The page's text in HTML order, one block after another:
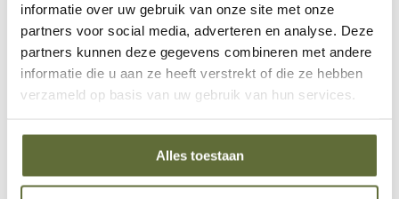
informatie over uw gebruik van onze site met onze
partners voor social media, adverteren en analyse. Deze
partners kunnen deze gegevens combineren met andere
informatie die u aan ze heeft verstrekt of die ze hebben
verzameld op basis van uw gebruik van hun services.
Alles toestaan
Cast Iron Grid Large
Compact High Level
Stand Grill Guru